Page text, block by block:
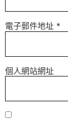
電子郵件地址 *
個人網站網址